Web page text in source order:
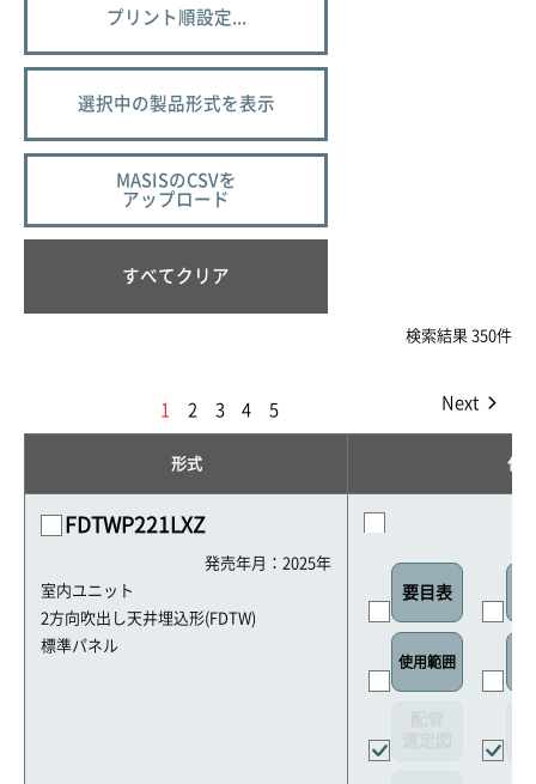
プリント順設定...
選択中の製品形式を表示
MASISのCSVを
アップロード
すべてクリア
検索結果 350件
1 2 3 4 5 Next
形式 仕
FDTWP221LXZ
発売年月：2025年
室内ユニット
2方向吹出し天井埋込形(FDTW)
標準パネル
要目表
使用範囲